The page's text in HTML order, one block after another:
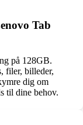
Tab
på 128GB.
filer, billeder,
dig om
til dine behov.